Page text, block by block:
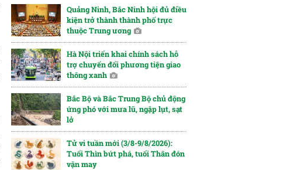
Quảng Ninh, Bắc Ninh hội đủ điều
kiện trở thành thành phố trực
thuộc Trung ương
Hà Nội triển khai chính sách hỗ
trợ chuyển đổi phương tiện giao
thông xanh
Bắc Bộ và Bắc Trung Bộ chủ động
ứng phó với mưa lũ, ngập lụt, sạt
lở
Tử vi tuần mới (3/8-9/8/2026):
Tuổi Thìn bứt phá, tuổi Thân đón
vận may